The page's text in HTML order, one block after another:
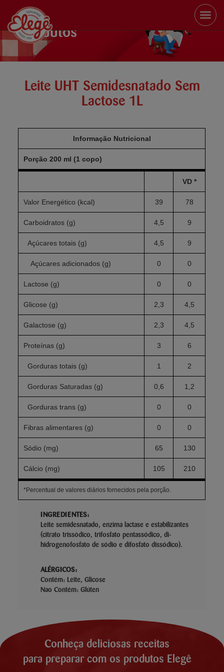
Toggle
Produtos
Leite UHT Semidesnatado Sem
Lactose 1L
Informação Nutricional
Porção 200 ml (1 copo)
VD *
Valor Energético (kcal) 39 78
Carboidratos (g) 4,5 9
Açúcares totais (g) 4,5 9
Açúcares adicionados (g) 0 0
Lactose (g) 0 0
Glicose (g) 2,3 4,5
Galactose (g) 2,3 4,5
Proteínas (g) 3 6
Gorduras totais (g) 1 2
Gorduras Saturadas (g) 0,6 1,2
Gorduras trans (g) 0 0
Fibras alimentares (g) 0 0
Sódio (mg) 65 130
Cálcio (mg) 105 210
*Percentual de valores diários fornecidos pela porção.
INGREDIENTES:
Leite semidesnatado, enzima lactase e estabilizantes
(citrato trissódico, trifosfato pentassódico, di-
hidrogenofosfato de sódio e difosfato dissódico).
ALÉRGICOS:
Contém: Leite, Glicose
Nao Contém: Glúten
Conheça deliciosas receitas
para preparar com os produtos Elegê